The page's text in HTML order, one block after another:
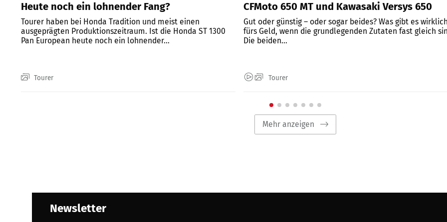
Heute noch ein lohnender Fang?
Tourer haben bei Honda Tradition und meist einen
ausgeprägten Produktionszeitraum. Ist die Honda ST 1300
Pan European heute noch ein lohnender...
Tourer
CFMoto 650 MT und Kawasaki Versys 650
Gut oder günstig – oder sogar beides? Was gibt es
fürs Geld, wenn die grundlegenden Zutaten fast gleich
Die beiden...
Tourer
Mehr anzeigen
Newsletter